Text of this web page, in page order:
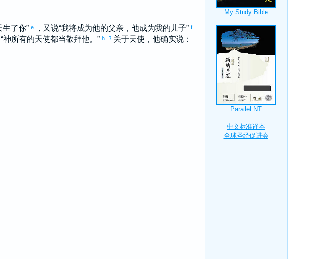
了你” e ，又说“我将成为他的父亲，他成为我的儿子” f
神所有的天使都当敬拜他。” h 7 关于天使，他确实说：